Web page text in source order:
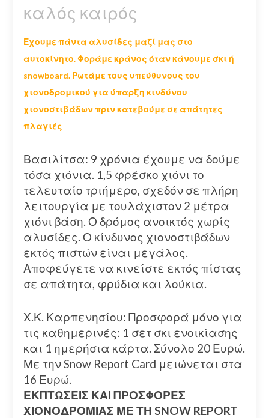
καλός καιρός
Εχουμε πάντα αλυσίδες μαζί μας στο
αυτοκίνητο. Φοράμε κράνος όταν κάνουμε σκι ή
snowboard. Ρωτάμε τους υπεύθυνους του
χιονοδρομικού για ύπαρξη κινδύνου
χιονοστιβάδων πριν κατεβούμε σε απάτητες
πλαγιές
Βασιλίτσα: 9 χρόνια έχουμε να δούμε
τόσα χιόνια. 1,5 φρέσκο χιόνι το
τελευταίο τριήμερο, σχεδόν σε πλήρη
λειτουργία με τουλάχιστον 2 μέτρα
χιόνι βάση. Ο δρόμος ανοικτός χωρίς
αλυσίδες. Ο κίνδυνος χιονοστιβάδων
εκτός πιστών είναι μεγάλος.
Αποφεύγετε να κινείστε εκτός πίστας
σε απάτητα, φρύδια και λούκια.
Χ.Κ. Καρπενησίου: Προσφορά μόνο για
τις καθημερινές: 1 σετ σκι ενοικίασης
και 1 ημερήσια κάρτα. Σύνολο 20 Ευρώ.
Με την Snow Report Card μειώνεται στα
16 Ευρώ.
ΕΚΠΤΩΣΕΙΣ ΚΑΙ ΠΡΟΣΦΟΡΕΣ
ΧΙΟΝΟΔΡΟΜΙΑΣ ΜΕ ΤΗ SNOW REPORT